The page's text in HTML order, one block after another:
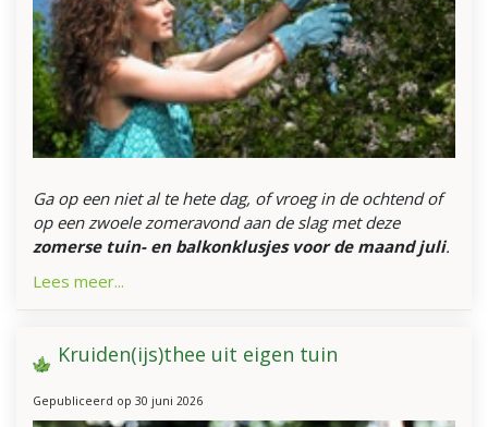
Ga op een niet al te hete dag, of vroeg in de ochtend of
op een zwoele zomeravond aan de slag met deze
zomerse tuin- en balkonklusjes voor de maand juli.
Lees meer...
Kruiden(ijs)thee uit eigen tuin
Gepubliceerd op 30 juni 2026